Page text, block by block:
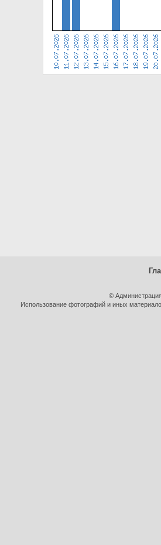
©
Использование фотографий и иных